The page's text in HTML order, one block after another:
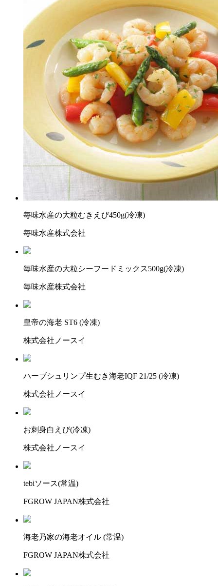
毎味水産の大粒むきえび450g(冷凍)
毎味水産株式会社
毎味水産の大粒シーフードミックス500g(冷凍)
毎味水産株式会社
皇帝の海老 ST6 (冷凍)
株式会社ノースイ
ハーブシュリンプ生むき海老IQF 21/25 (冷凍)
株式会社ノースイ
お刺身白えび(冷凍)
株式会社ノースイ
tebiソース(常温)
FGROW JAPAN株式会社
海老乃家の海老オイル (常温)
FGROW JAPAN株式会社